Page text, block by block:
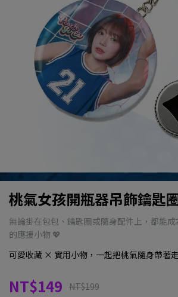
桃氣女孩開瓶器吊飾鑰匙
無論掛在包包、鑰匙圈或隨身配件上，都能
的應援小物 💖
可愛收藏 × 實用小物，一起把桃氣隨身帶著
NT$149 NT$199